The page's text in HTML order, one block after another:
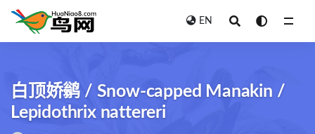
EN
白顶娇鹟 / Snow-capped Manakin /
Lepidothrix nattereri